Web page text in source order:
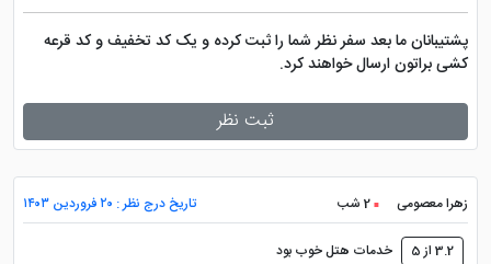
پشتیبانان ما بعد سفر نظر شما را ثبت کرده و یک کد تخفیف و کد قرعه
کشی براتون ارسال خواهند کرد.
ثبت نظر
زهرا معصومی 2 شب تاریخ درج نظر : ۲۰ فروردین ۱۴۰۳
3.2 از 5 خدمات هتل خوب بود